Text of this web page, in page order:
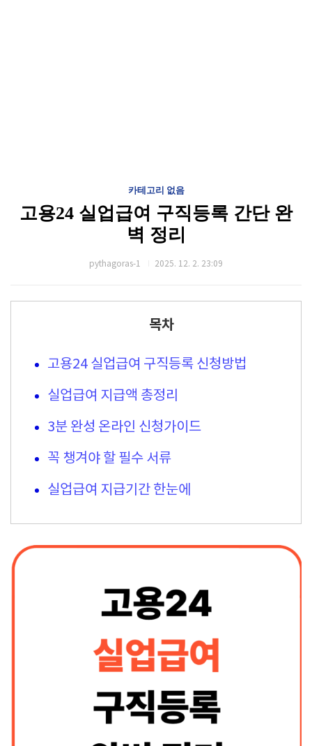
카테고리 없음
고용24 실업급여 구직등록 간단 완
벽 정리
pythagoras-1 2025. 12. 2. 23:09
목차
고용24 실업급여 구직등록 신청방법
실업급여 지급액 총정리
3분 완성 온라인 신청가이드
꼭 챙겨야 할 필수 서류
실업급여 지급기간 한눈에